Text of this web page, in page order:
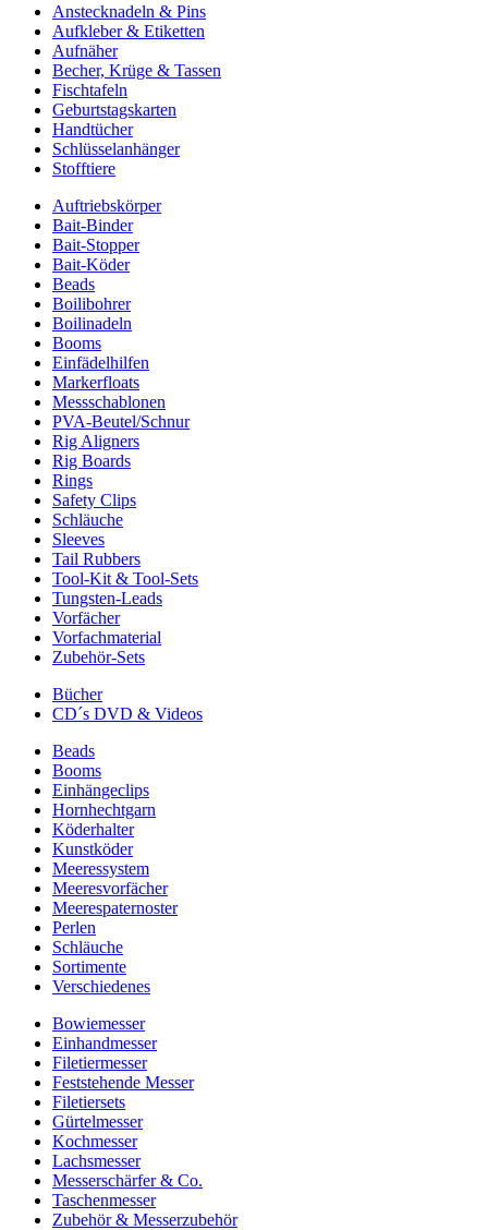
Anstecknadeln & Pins
Aufkleber & Etiketten
Aufnäher
Becher, Krüge & Tassen
Fischtafeln
Geburtstagskarten
Handtücher
Schlüsselanhänger
Stofftiere
Auftriebskörper
Bait-Binder
Bait-Stopper
Bait-Köder
Beads
Boilibohrer
Boilinadeln
Booms
Einfädelhilfen
Markerfloats
Messschablonen
PVA-Beutel/Schnur
Rig Aligners
Rig Boards
Rings
Safety Clips
Schläuche
Sleeves
Tail Rubbers
Tool-Kit & Tool-Sets
Tungsten-Leads
Vorfächer
Vorfachmaterial
Zubehör-Sets
Bücher
CD´s DVD & Videos
Beads
Booms
Einhängeclips
Hornhechtgarn
Köderhalter
Kunstköder
Meeressystem
Meeresvorfächer
Meerespaternoster
Perlen
Schläuche
Sortimente
Verschiedenes
Bowiemesser
Einhandmesser
Filetiermesser
Feststehende Messer
Filetiersets
Gürtelmesser
Kochmesser
Lachsmesser
Messerschärfer & Co.
Taschenmesser
Zubehör & Messerzubehör